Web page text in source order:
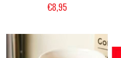
€8,95